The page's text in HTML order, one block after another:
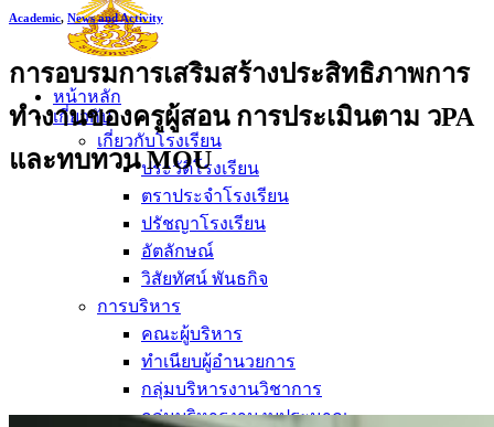
หน้าหลัก
เกี่ยวกับ
เกี่ยวกับโรงเรียน
ประวัติโรงเรียน
ตราประจำโรงเรียน
ปรัชญาโรงเรียน
อัตลักษณ์
วิสัยทัศน์ พันธกิจ
การบริหาร
คณะผู้บริหาร
ทำเนียบผู้อำนวยการ
กลุ่มบริหารงานวิชาการ
กลุ่มบริหารงานงบประมาณ
Academic, News and Activity
การอบรมการเสริมสร้างประสิทธิภาพการ
ทำงานของครูผู้สอน การประเมินตาม วPA
และทบทวน MOU